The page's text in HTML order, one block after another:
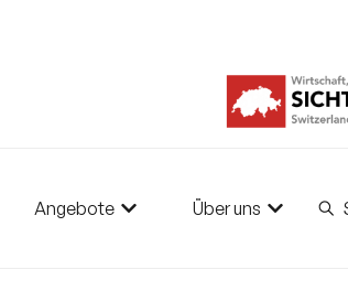
Angebote Über uns